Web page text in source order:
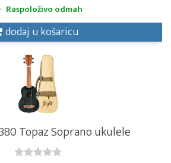
Raspoloživo odmah
dodaj u košaricu
Topaz Soprano ukulele